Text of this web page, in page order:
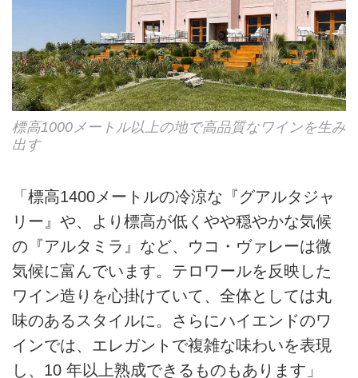
標高1000メートル以上の地で高品質なワインを生み
出す
「標高1400メートルの冷涼な『グアルタジャ
リー』や、より標高が低くやや穏やかな気候
の『アルタミラ』など、ウコ・ヴァレーは微
気候に富んでいます。テロワールを反映した
ワイン造りを心掛けていて、全体としては丸
味のあるスタイルに。さらにハイエンドのワ
インでは、エレガントで複雑な味わいを表現
し、10 年以上熟成できるものもあります」